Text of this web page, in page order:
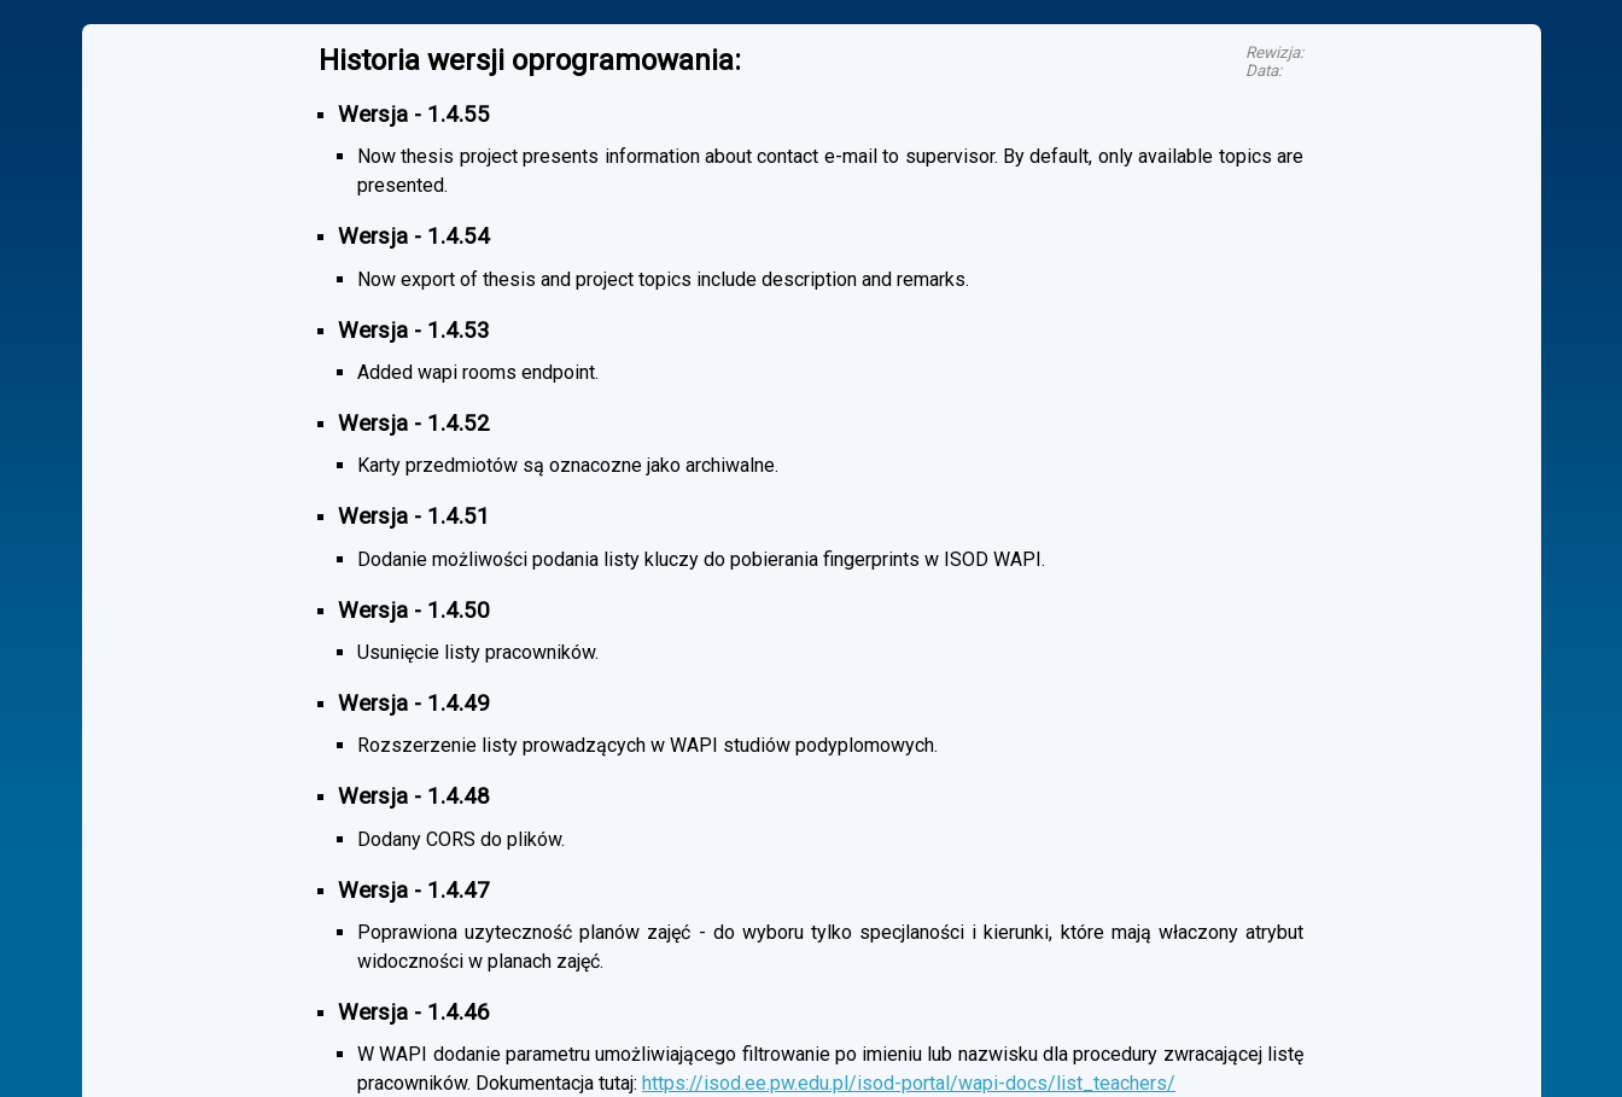
Historia wersji oprogramowania:
Rewizja:
Data:
Wersja - 1.4.55
Now thesis project presents information about contact e-mail to supervisor. By default, only available topics are
presented.
Wersja - 1.4.54
Now export of thesis and project topics include description and remarks.
Wersja - 1.4.53
Added wapi rooms endpoint.
Wersja - 1.4.52
Karty przedmiotów są oznacozne jako archiwalne.
Wersja - 1.4.51
Dodanie możliwości podania listy kluczy do pobierania fingerprints w ISOD WAPI.
Wersja - 1.4.50
Usunięcie listy pracowników.
Wersja - 1.4.49
Rozszerzenie listy prowadzących w WAPI studiów podyplomowych.
Wersja - 1.4.48
Dodany CORS do plików.
Wersja - 1.4.47
Poprawiona uzyteczność planów zajęć - do wyboru tylko specjlaności i kierunki, które mają właczony atrybut
widoczności w planach zajęć.
Wersja - 1.4.46
W WAPI dodanie parametru umożliwiającego filtrowanie po imieniu lub nazwisku dla procedury zwracającej listę
pracowników. Dokumentacja tutaj: https://isod.ee.pw.edu.pl/isod-portal/wapi-docs/list_teachers/